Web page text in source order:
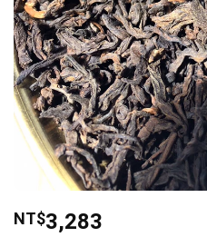
NT$3,283